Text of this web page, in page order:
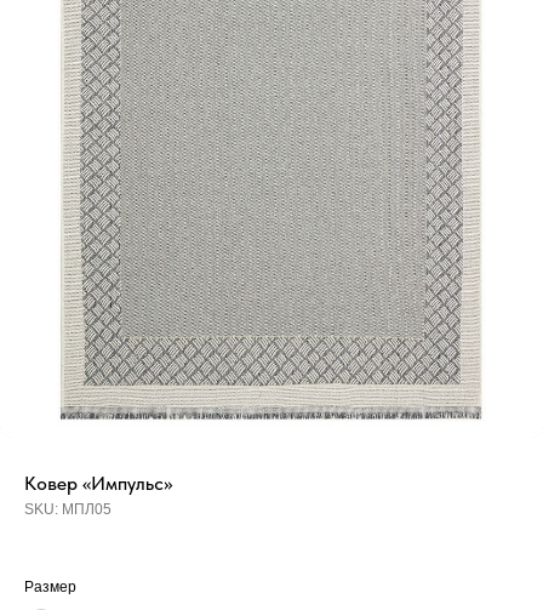
Ковер «Импульс»
SKU: МПЛ05
Размер